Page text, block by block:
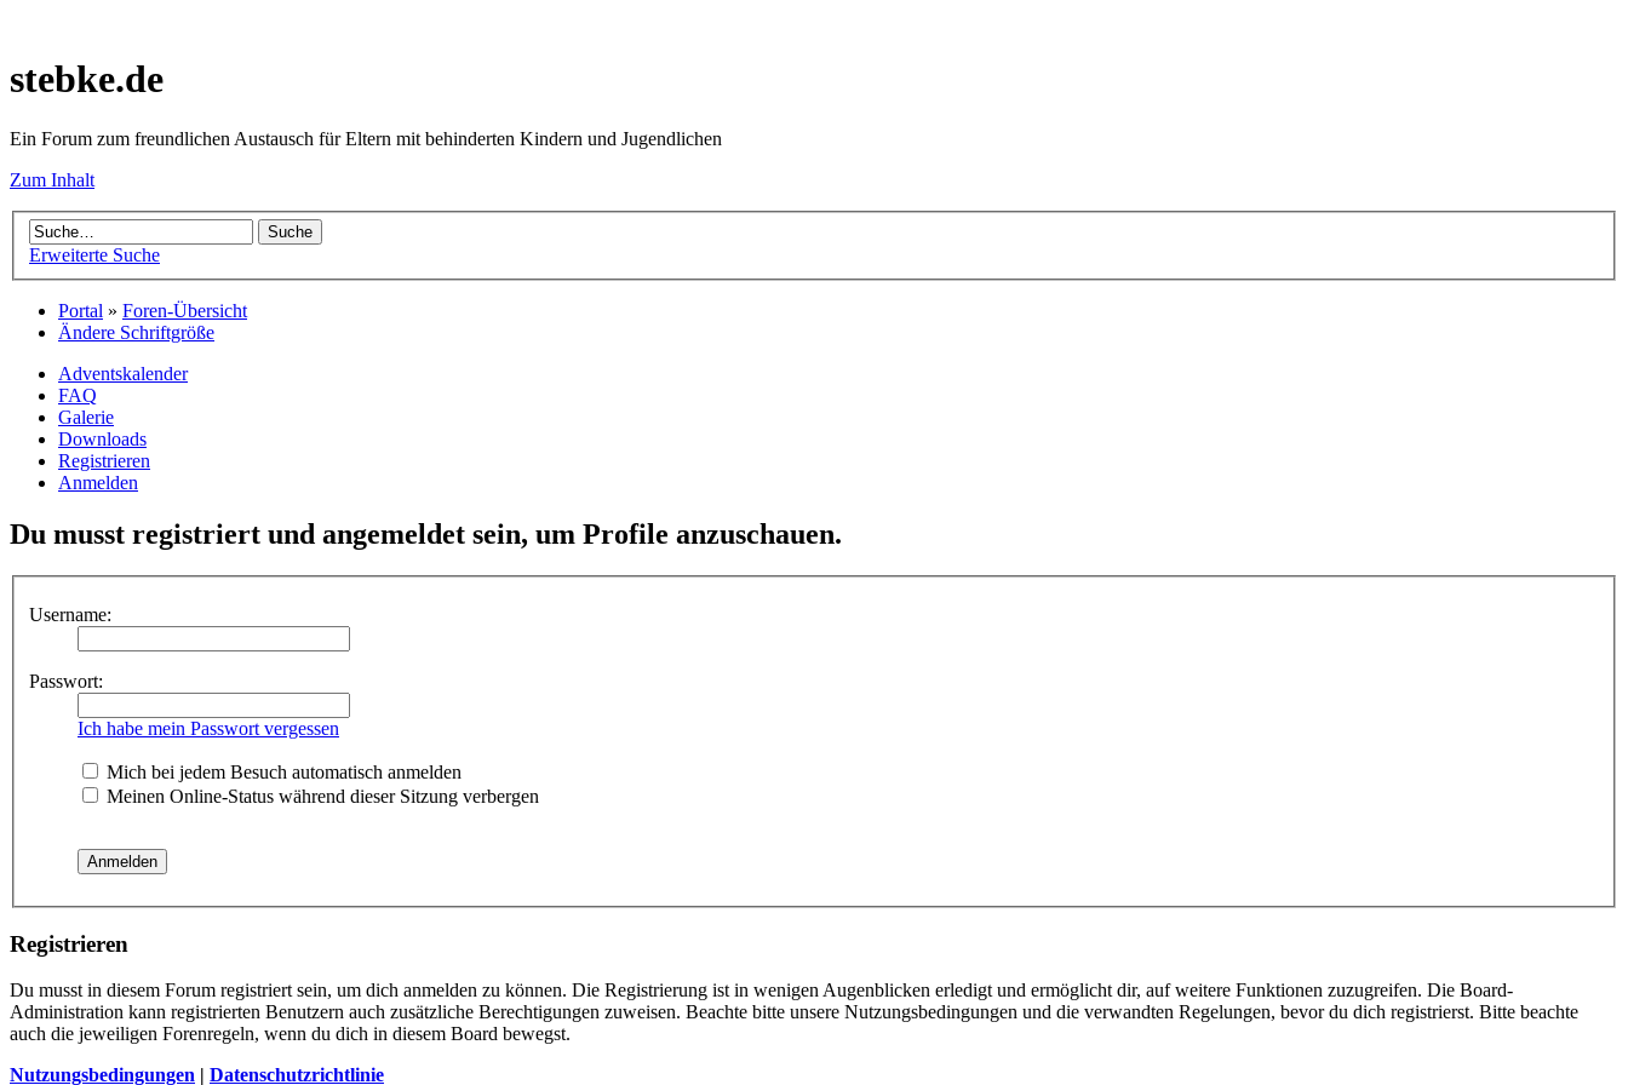
stebke.de
Ein Forum zum freundlichen Austausch für Eltern mit behinderten Kindern und Jugendlichen
Zum Inhalt
Erweiterte Suche
Portal » Foren-Übersicht
Ändere Schriftgröße
Adventskalender
FAQ
Galerie
Downloads
Registrieren
Anmelden
Du musst registriert und angemeldet sein, um Profile anzuschauen.
Username:
Passwort:
Ich habe mein Passwort vergessen
Mich bei jedem Besuch automatisch anmelden
Meinen Online-Status während dieser Sitzung verbergen
Registrieren
Du musst in diesem Forum registriert sein, um dich anmelden zu können. Die Registrierung ist in wenigen Augenblicken erledigt und ermöglicht dir, auf weitere Funktionen zuzugreifen. Die Board-
Administration kann registrierten Benutzern auch zusätzliche Berechtigungen zuweisen. Beachte bitte unsere Nutzungsbedingungen und die verwandten Regelungen, bevor du dich registrierst. Bitte beachte
auch die jeweiligen Forenregeln, wenn du dich in diesem Board bewegst.
Nutzungsbedingungen | Datenschutzrichtlinie